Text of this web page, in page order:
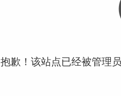
抱歉！该站点已经被管理